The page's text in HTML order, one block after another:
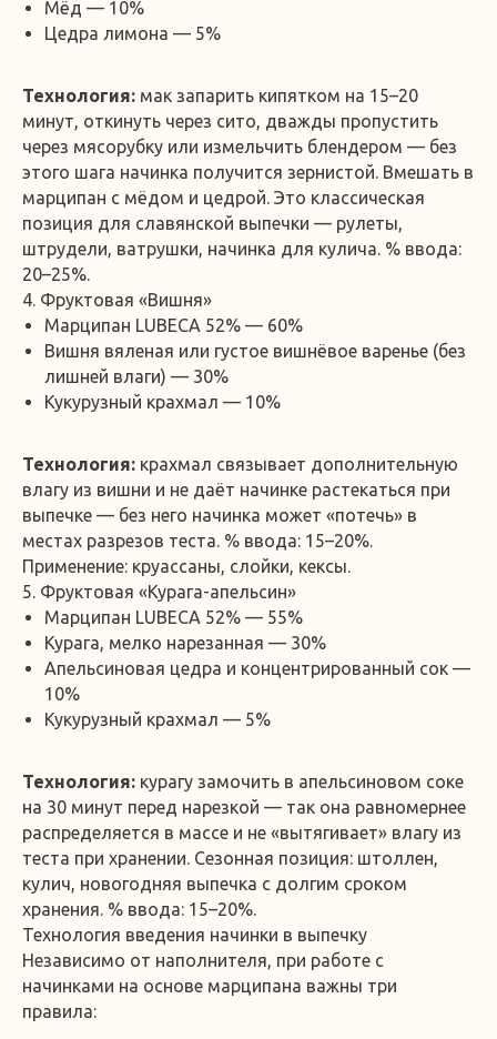
Мёд — 10%
Цедра лимона — 5%
Технология: мак запарить кипятком на 15–20
минут, откинуть через сито, дважды пропустить
через мясорубку или измельчить блендером — без
этого шага начинка получится зернистой. Вмешать в
марципан с мёдом и цедрой. Это классическая
позиция для славянской выпечки — рулеты,
штрудели, ватрушки, начинка для кулича. % ввода:
20–25%.
4. Фруктовая «Вишня»
Марципан LUBECA 52% — 60%
Вишня вяленая или густое вишнёвое варенье (без
лишней влаги) — 30%
Кукурузный крахмал — 10%
Технология: крахмал связывает дополнительную
влагу из вишни и не даёт начинке растекаться при
выпечке — без него начинка может «потечь» в
местах разрезов теста. % ввода: 15–20%.
Применение: круассаны, слойки, кексы.
5. Фруктовая «Курага-апельсин»
Марципан LUBECA 52% — 55%
Курага, мелко нарезанная — 30%
Апельсиновая цедра и концентрированный сок —
10%
Кукурузный крахмал — 5%
Технология: курагу замочить в апельсиновом соке
на 30 минут перед нарезкой — так она равномернее
распределяется в массе и не «вытягивает» влагу из
теста при хранении. Сезонная позиция: штоллен,
кулич, новогодняя выпечка с долгим сроком
хранения. % ввода: 15–20%.
Технология введения начинки в выпечку
Независимо от наполнителя, при работе с
начинками на основе марципана важны три
правила: